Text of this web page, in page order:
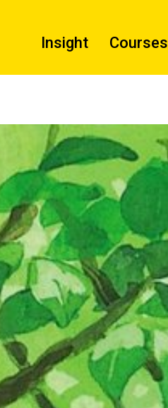
Insight Courses